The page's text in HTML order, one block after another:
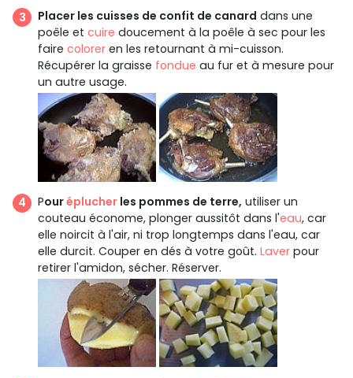
Placer les cuisses de confit de canard dans une
poêle et cuire doucement à la poêle à sec pour les
faire colorer en les retournant à mi-cuisson.
Récupérer la graisse fondue au fur et à mesure pour
un autre usage.
Pouréplucher les pommes de terre, utiliser un
couteau économe, plonger aussitôt dans l'eau, car
elle noircit à l'air, ni trop longtemps dans l'eau, car
elle durcit. Couper en dés à votre goût. Laver pour
retirer l'amidon, sécher. Réserver.